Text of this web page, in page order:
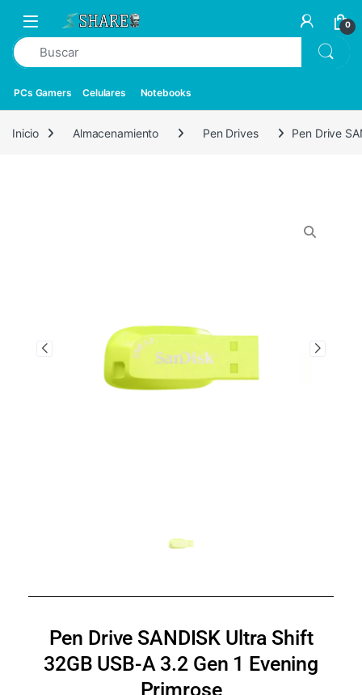
0
PCs Gamers Celulares Notebooks
Inicio Almacenamiento Pen Drives Pen Drive
Pen Drive SANDISK Ultra Shift
32GB USB-A 3.2 Gen 1 Evening
Primrose